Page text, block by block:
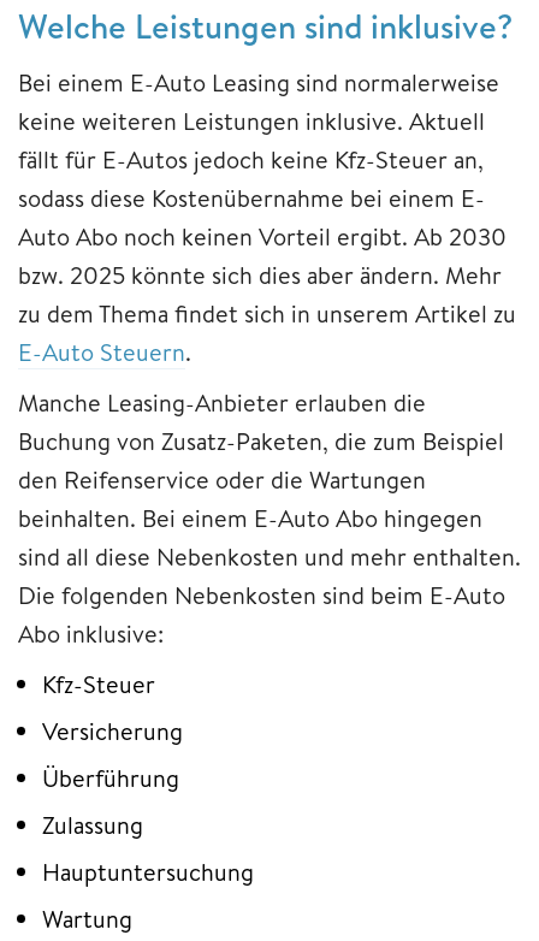
Welche Leistungen sind inklusive?
Bei einem E-Auto Leasing sind normalerweise
keine weiteren Leistungen inklusive. Aktuell
fällt für E-Autos jedoch keine Kfz-Steuer an,
sodass diese Kostenübernahme bei einem E-
Auto Abo noch keinen Vorteil ergibt. Ab 2030
bzw. 2025 könnte sich dies aber ändern. Mehr
zu dem Thema findet sich in unserem Artikel zu
E-Auto Steuern.
Manche Leasing-Anbieter erlauben die
Buchung von Zusatz-Paketen, die zum Beispiel
den Reifenservice oder die Wartungen
beinhalten. Bei einem E-Auto Abo hingegen
sind all diese Nebenkosten und mehr enthalten.
Die folgenden Nebenkosten sind beim E-Auto
Abo inklusive:
Kfz-Steuer
Versicherung
Überführung
Zulassung
Hauptuntersuchung
Wartung